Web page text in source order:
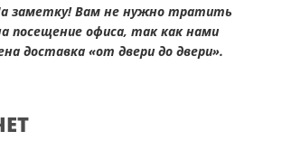
заметку! Вам не нужно тратить
посещение офиса, так как нами
доставка «от двери до двери».